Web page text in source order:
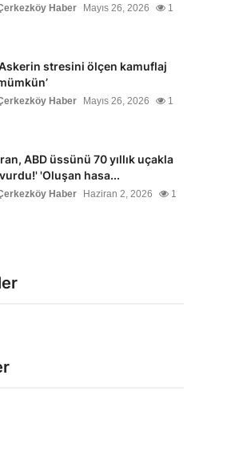
Haber Mayıs 26, 2026 1
stresini ölçen kamuflaj
Haber Mayıs 26, 2026 1
ABD üssünü 70 yıllık uçakla
'Oluşan hasa...
Haber Haziran 2, 2026 1